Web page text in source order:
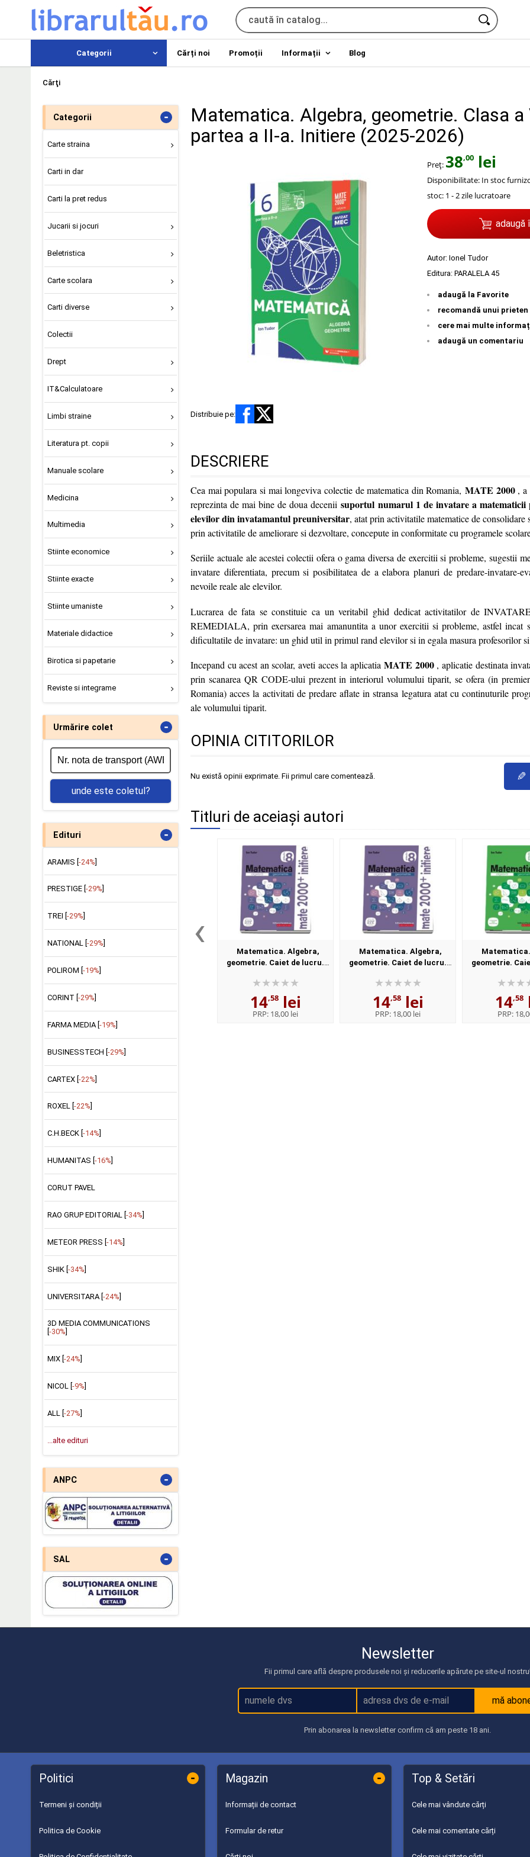
Categorii Cărți noi Promoții Informații Blog
Cărţi
Categorii -
Carte straina
Carti in dar
Carti la pret redus
Jucarii si jocuri
Beletristica
Carte scolara
Carti diverse
Colectii
Drept
IT&Calculatoare
Limbi straine
Literatura pt. copii
Manuale scolare
Medicina
Multimedia
Stiinte economice
Stiinte exacte
Stiinte umaniste
Materiale didactice
Birotica si papetarie
Reviste si integrame
Urmărire colet -
unde este coletul?
Edituri -
ARAMIS [-24%]
PRESTIGE [ -29%
TREI [ -29%
NATIONAL [ -29%
POLIROM [ -19%
CORINT [ -29%
FARMA MEDIA [ -19%
BUSINESSTECH [-29%]
CARTEX [-22%]
ROXEL [ -22%
C.H.BECK [ -14%
HUMANITAS [ -16%
CORUT PAVEL
RAO GRUP EDITORIAL [ -34%
METEOR PRESS [ -14%
SHIK [-34%]
UNIVERSITARA [-24%]
3D MEDIA COMMUNICATIONS
-30%
MIX [ -24%
NICOL [ -9%
ALL [ -27%
...alte edituri
ANPC -
SAL -
Matematica. Algebra, geometrie. Clasa a
partea a II-a. Initiere (2025-2026)
Preț: 38,00 lei
Disponibilitate: In stoc
stoc: 1 - 2 zile lucratoare
adaugă
Autor: Ionel Tudor
Editura: PARALELA 45
adaugă la Favorite
recomandă unui prieten
cere mai multe
adaugă un comentariu
Distribuie pe:
DESCRIERE
Cea mai populara si mai longeviva colectie de matematica din Romania,MATE 2000 , a
reprezinta de mai bine de doua deceniisuportul numarul 1 de invatare a
elevilor din invatamantul preuniversitar, atat prin activitatile matematice de consolidare
prin activitatile de ameliorare si dezvoltare, concepute in conformitate cu programele
Seriile actuale ale acestei colectii ofera o gama diversa de exercitii si probleme, sugestii
invatare diferentiata, precum si posibilitatea de a elabora planuri de predare-invatare-
nevoile reale ale elevilor.
Lucrarea de fata se constituie ca un veritabil ghid dedicat activitatilor de
REMEDIALA, prin exersarea mai amanuntita a unor exercitii si probleme, astfel incat
dificultatile de invatare: un ghid util in primul rand elevilor si in egala masura profesorilor
Incepand cu acest an scolar, aveti acces la aplicatiaMATE 2000 , aplicatie destinata
prin scanarea QR CODE-ului prezent in interiorul volumului tiparit, se ofera (in
Romania) acces la activitati de predare aflate in stransa legatura atat cu continuturile
ale volumului tiparit.
OPINIA CITITORILOR
Nu există opinii exprimate. Fii primul care comentează. ✎
Titluri de aceiași autori
‹
Matematica. Algebra,
geometrie. Caiet de lucru.
a II-a (Avizat M. E. N.)
14,58lei
PRP: 18,00 lei
Matematica. Algebra,
geometrie. Caiet de lucru.
a II-a (Avizat M. E. N.)
14,58lei
PRP: 18,00 lei
geometrie.
a II-a (Avizat
14,58
PRP:
Newsletter
Fii primul care află despre produsele noi și reducerile apărute pe site-ul nostru!
mă
Prin abonarea la newsletter confirm că am peste 18 ani.
Politici -
Termeni și condiții
Politica de Cookie
Magazin -
Informații de contact
Formular de retur
Top & Setări
Cele mai vândute cărți
Cele mai comentate cărți